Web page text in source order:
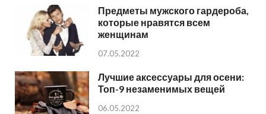
Предметы мужского гардероба,
которые нравятся всем
женщинам
07.05.2022
Лучшие аксессуары для осени:
Топ-9 незаменимых вещей
06.05.2022